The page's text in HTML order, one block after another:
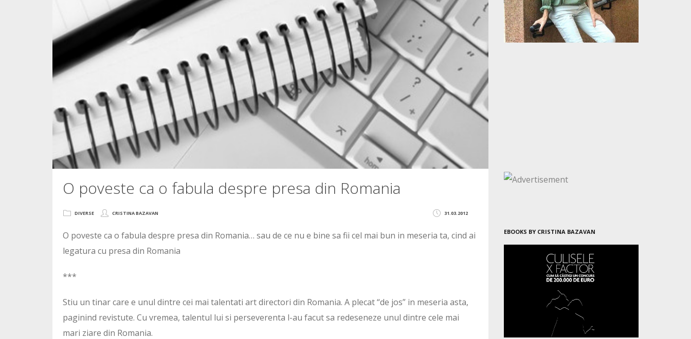
O poveste ca o fabula despre presa din Romania
31.03.2012
DIVERSE CRISTINA BAZAVAN
O poveste ca o fabula despre presa din Romania… sau de ce nu e bine sa fii cel mai bun in meseria ta, cind ai
legatura cu presa din Romania
***
Stiu un tinar care e unul dintre cei mai talentati art directori din Romania. A plecat “de jos” in meseria asta,
paginind revistute. Cu vremea, talentul lui si perseverenta l-au facut sa redeseneze unul dintre cele mai
mari ziare din Romania.
EBOOKS BY CRISTINA BAZAVAN